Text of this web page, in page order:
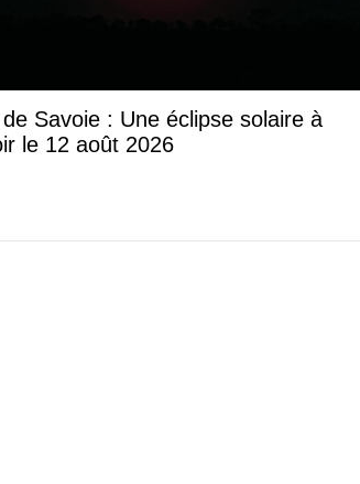
Savoie : Une éclipse solaire à
le 12 août 2026